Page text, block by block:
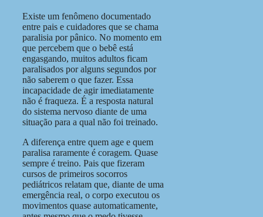
Existe um fenômeno documentado
entre pais e cuidadores que se chama
paralisia por pânico. No momento em
que percebem que o bebê está
engasgando, muitos adultos ficam
paralisados por alguns segundos por
não saberem o que fazer. Essa
incapacidade de agir imediatamente
não é fraqueza. É a resposta natural
do sistema nervoso diante de uma
situação para a qual não foi treinado.
A diferença entre quem age e quem
paralisa raramente é coragem. Quase
sempre é treino. Pais que fizeram
cursos de primeiros socorros
pediátricos relatam que, diante de uma
emergência real, o corpo executou os
movimentos quase automaticamente,